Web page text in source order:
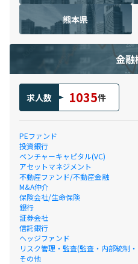
熊本県
金融
求人数 1035件
PEファンド
投資銀行
ベンチャーキャピタル(VC)
アセットマネジメント
不動産ファンド/不動産金融
M&A仲介
保険会社/生命保険
銀行
証券会社
信託銀行
ヘッジファンド
リスク管理・監査(監査・内部統制
その他